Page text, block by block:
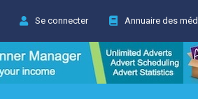
Se connecter Annuaire des